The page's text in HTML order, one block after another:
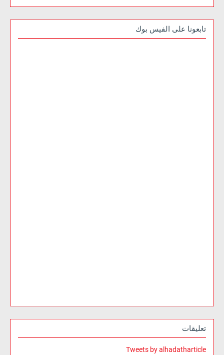
تابعونا على الفيس بوك
تعليقات
Tweets by alhadatharticle